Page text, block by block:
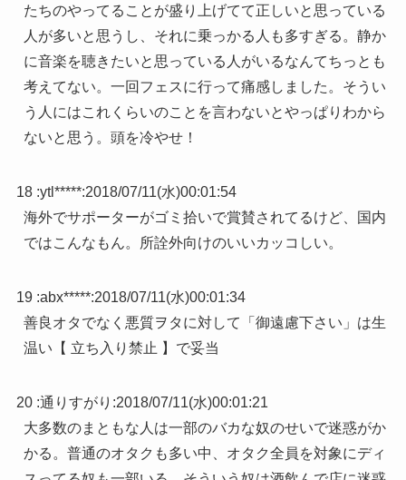
たちのやってることが盛り上げてて正しいと思っている
人が多いと思うし、それに乗っかる人も多すぎる。静か
に音楽を聴きたいと思っている人がいるなんてちっとも
考えてない。一回フェスに行って痛感しました。そうい
う人にはこれくらいのことを言わないとやっぱりわから
ないと思う。頭を冷やせ！
18 :ytl*****:2018/07/11(水)00:01:54
海外でサポーターがゴミ拾いで賞賛されてるけど、国内
ではこんなもん。所詮外向けのいいカッコしい。
19 :abx*****:2018/07/11(水)00:01:34
善良オタでなく悪質ヲタに対して「御遠慮下さい」は生
温い【 立ち入り禁止 】で妥当
20 :通りすがり :2018/07/11(水)00:01:21
大多数のまともな人は一部のバカな奴のせいで迷惑がか
かる。普通のオタクも多い中、オタク全員を対象にディ